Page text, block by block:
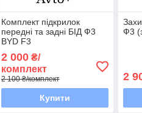
Комплект підкрилок
передні та задні БІД Ф3
BYD F3
2 000₴/
комплект
2 100 ₴/комплект
Купити
Ф3
2